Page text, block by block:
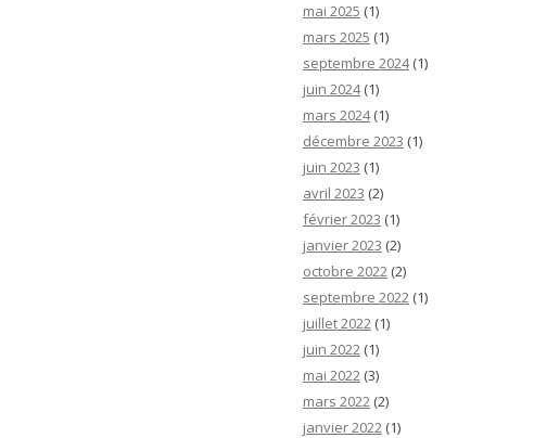
mai 2025 (1)
mars 2025 (1)
septembre 2024(1)
juin 2024(1)
mars 2024(1)
décembre 2023 (1)
juin 2023 (1)
avril 2023 (2)
février 2023 (1)
janvier 2023 (2)
octobre 2022 (2)
septembre 2022 (1)
juillet 2022 (1)
juin 2022 (1)
mai 2022 (3)
mars 2022 (2)
janvier 2022 (1)